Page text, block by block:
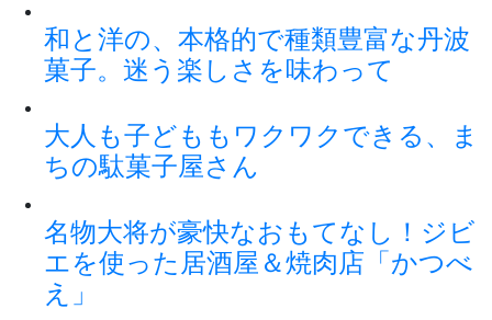
和と洋の、本格的で種類豊富な丹波
菓子。迷う楽しさを味わって
大人も子どももワクワクできる、ま
ちの駄菓子屋さん
名物大将が豪快なおもてなし！ジビ
エを使った居酒屋＆焼肉店「かつべ
え」